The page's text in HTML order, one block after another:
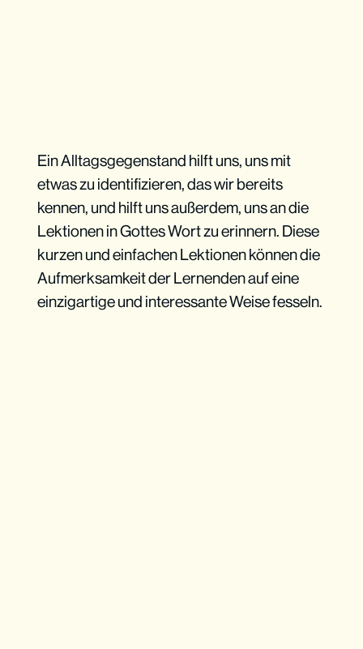
Ein Alltagsgegenstand hilft uns, uns mit
etwas zu identifizieren, das wir bereits
kennen, und hilft uns außerdem, uns an die
Lektionen in Gottes Wort zu erinnern. Diese
kurzen und einfachen Lektionen können die
Aufmerksamkeit der Lernenden auf eine
einzigartige und interessante Weise fesseln.